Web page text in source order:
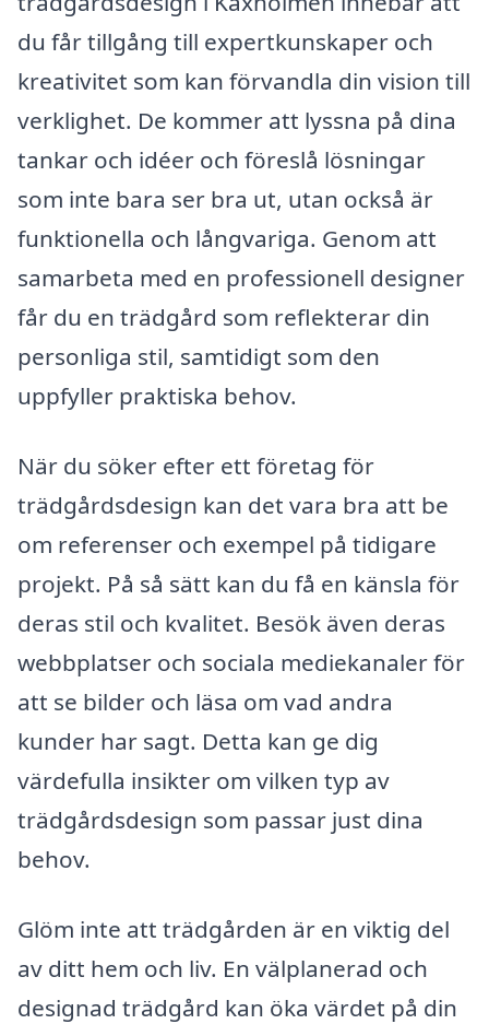
du får tillgång till expertkunskaper och
kreativitet som kan förvandla din vision till
verklighet. De kommer att lyssna på dina
tankar och idéer och föreslå lösningar
som inte bara ser bra ut, utan också är
funktionella och långvariga. Genom att
samarbeta med en professionell designer
får du en trädgård som reflekterar din
personliga stil, samtidigt som den
uppfyller praktiska behov.
När du söker efter ett företag för
trädgårdsdesign kan det vara bra att be
om referenser och exempel på tidigare
projekt. På så sätt kan du få en känsla för
deras stil och kvalitet. Besök även deras
webbplatser och sociala mediekanaler för
att se bilder och läsa om vad andra
kunder har sagt. Detta kan ge dig
värdefulla insikter om vilken typ av
trädgårdsdesign som passar just dina
behov.
Glöm inte att trädgården är en viktig del
av ditt hem och liv. En välplanerad och
designad trädgård kan öka värdet på din